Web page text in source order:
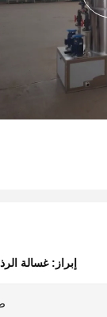
إبراز:غسالة